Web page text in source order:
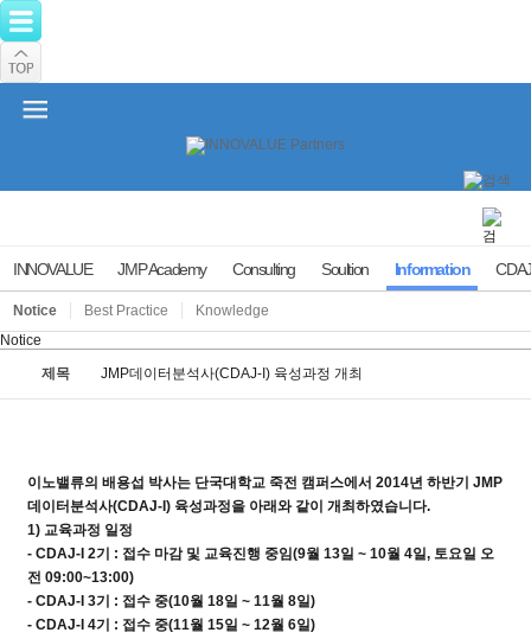
INNOVALUE JMP Academy Consulting Soultion Information
Notice Best Practice
Knowledge
Notice
제목
JMP데이터분석사(CDAJ-I) 육성과정 개최
이노밸류의 배용섭 박사는 단국대학교 죽전 캠퍼스에서 2014년 하반기 JMP
데이터분석사(CDAJ-I) 육성과정을 아래와 같이 개최하였습니다.
1) 교육과정 일정
- CDAJ-I 2기 : 접수 마감 및 교육진행 중임(9월 13일 ~ 10월 4일, 토요일 오
전 09:00~13:00)
- CDAJ-I 3기 : 접수 중(10월 18일 ~ 11월 8일)
- CDAJ-I 4기 : 접수 중(11월 15일 ~ 12월 6일)